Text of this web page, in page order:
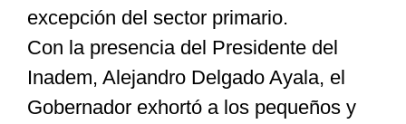
excepción del sector primario.
Con la presencia del Presidente del
Inadem, Alejandro Delgado Ayala, el
Gobernador exhortó a los pequeños y